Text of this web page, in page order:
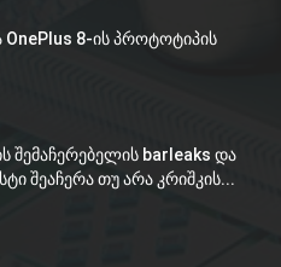
8-ის პროტოტიპის
შემაჩერებელის barleaks და
შეაჩერა თუ არა კრიშკის...